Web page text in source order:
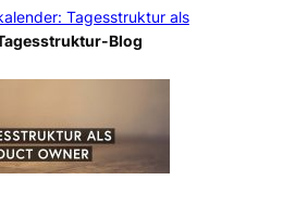
Tagesstruktur als
Blog